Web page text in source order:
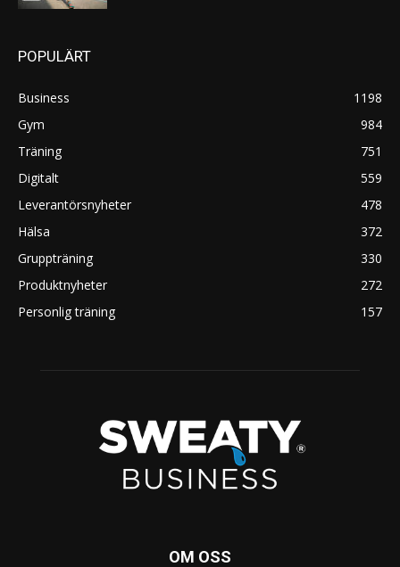
POPULÄRT
Business
1198
Gym
984
Träning
751
Digitalt
559
Leverantörsnyheter
478
Hälsa
372
Gruppträning
330
Produktnyheter
272
Personlig träning
157
OM OSS